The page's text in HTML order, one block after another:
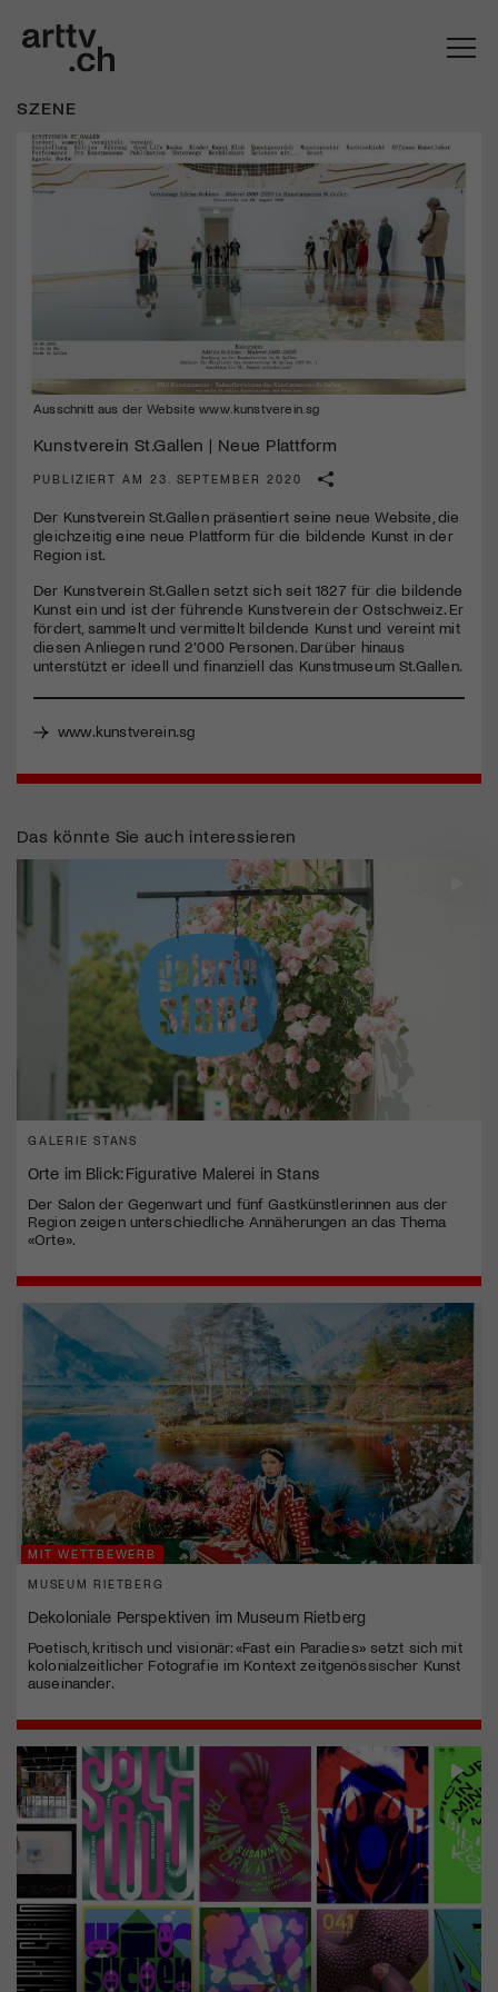
SZENE
Ausschnitt aus der Website www.kunstverein.sg
Kunstverein St.Gallen | Neue Plattform
PUBLIZIERT AM 23. SEPTEMBER 2020
Der Kunstverein St.Gallen präsentiert seine neue Website, die
gleichzeitig eine neue Plattform für die bildende Kunst in der
Region ist.
Der Kunstverein St.Gallen setzt sich seit 1827 für die bildende
Kunst ein und ist der führende Kunstverein der Ostschweiz. Er
fördert, sammelt und vermittelt bildende Kunst und vereint mit
diesen Anliegen rund 2’000 Personen. Darüber hinaus
unterstützt er ideell und finanziell das Kunstmuseum St.Gallen.
www.kunstverein.sg
Das könnte Sie auch interessieren
GALERIE STANS
Orte im Blick: Figurative Malerei in Stans
Der Salon der Gegenwart und fünf Gastkünstlerinnen aus der
Region zeigen unterschiedliche Annäherungen an das Thema
«Orte».
MIT WETTBEWERB
MUSEUM RIETBERG
Dekoloniale Perspektiven im Museum Rietberg
Poetisch, kritisch und visionär: «Fast ein Paradies» setzt sich mit
kolonialzeitlicher Fotografie im Kontext zeitgenössischer Kunst
auseinander.
Mach mit: «Be Part of the Art»!
Kulturinstitution und unterstütze unsere Arbeit.
Mit deiner Mitgliedschaft erhältst du kostenlosen Zugang zu
Jetzt Mitglied werden